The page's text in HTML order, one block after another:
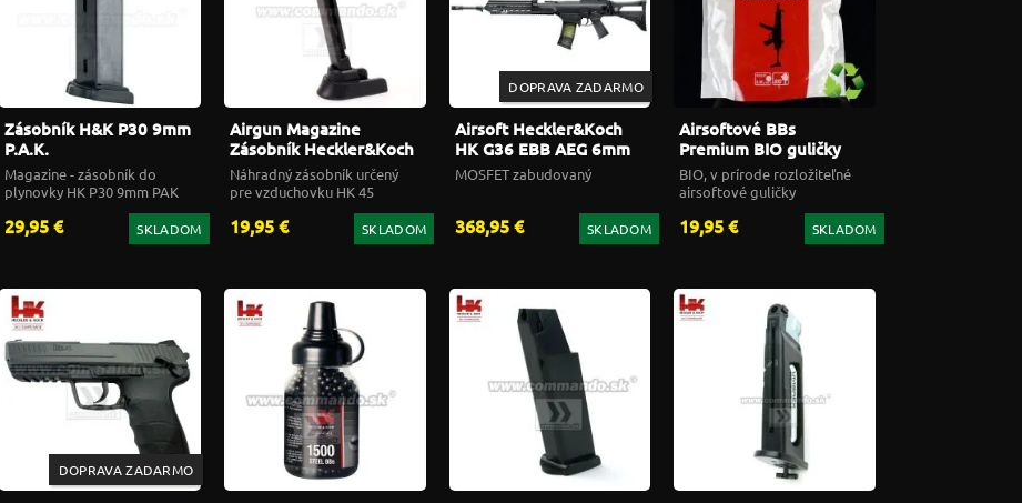
Zásobník H&K P30 9mm
P.A.K.
Magazine - zásobník do
plynovky HK P30 9mm PAK
29,95 € SKLADOM
Airgun Magazine
Zásobník Heckler&Koch
HK45 CO2 4,5mm
Náhradný zásobník určený
pre vzduchovku HK 45
19,95 € SKLADOM
DOPRAVA ZADARMO
Airsoft Heckler&Koch
HK G36 EBB AEG 6mm
MOSFET zabudovaný
368,95 € SKLADOM
Airsoftové BBs
Premium BIO guličky
H&K 0,30g 3400ks biele
6mm
BIO, v prírode rozložiteľné
airsoftové guličky
19,95 € SKLADOM
DOPRAVA ZADARMO